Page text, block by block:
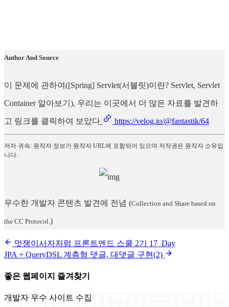
Author And Source
이 문제에 관하여([Spring] Servlet(서블릿)이란? Servlet, Servlet
Container 알아보기), 우리는 이곳에서 더 많은 자료를 발견하
고 링크를 클릭하여 보았다 https://velog.io/@fantastik/64
저자 귀속: 원작자 정보가 원작자 URL에 포함되어 있으며 저작권은 원작자 소유입
니다.
우수한 개발자 콘텐츠 발견에 전념 (Collection and Share based on
the CC Protocol. )
멋쟁이사자처럼 프론트엔드 스쿨 2기 17_Day
JPA + QueryDSL 계층형 댓글, 대댓글 구현(2)
좋은 웹페이지 즐겨찾기
개발자 우수 사이트 수집